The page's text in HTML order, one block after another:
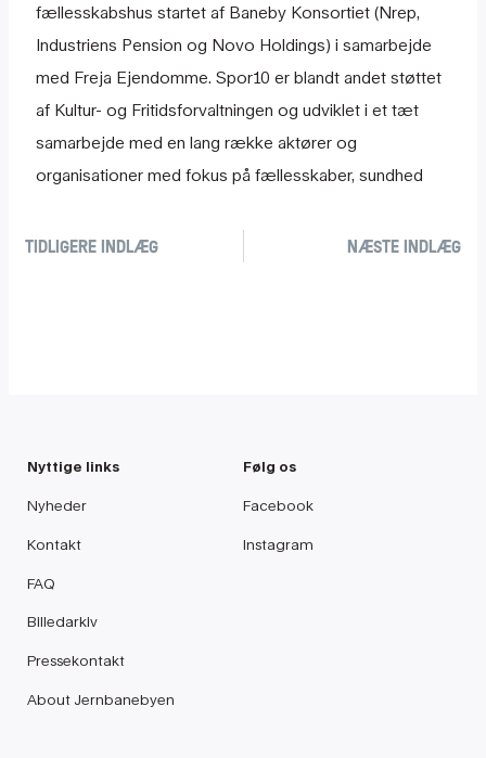
fællesskabshus startet af Baneby Konsortiet (Nrep,
Industriens Pension og Novo Holdings) i samarbejde
med Freja Ejendomme. Spor10 er blandt andet støttet
af Kultur- og Fritidsforvaltningen og udviklet i et tæt
samarbejde med en lang række aktører og
organisationer med fokus på fællesskaber, sundhed
TIDLIGERE INDLÆG NÆSTE INDLÆG
Nyttige links
Nyheder
Kontakt
FAQ
Billedarkiv
Pressekontakt
About Jernbanebyen
Følg os
Facebook
Instagram